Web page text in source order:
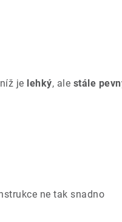
je lehký, ale stále
ne tak snadno